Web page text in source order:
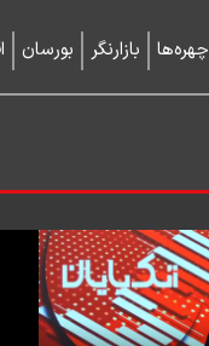
چهره‌ها بازارنگر بورسان